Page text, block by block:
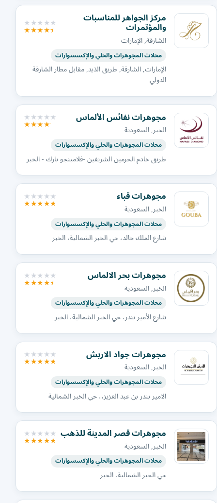
مركز الجواهر للمناسبات
والمؤتمرات
الشارقة, الإمارات
محلات المجوهرات والحلي والإكسسوارات
الإمارات, الشارقة, طريق الذيد, مقابل مطار الشارقة
الدولي
مجوهرات نفائس الألماس
الخبر, السعودية
محلات المجوهرات والحلي والإكسسوارات
طريق خادم الحرمين الشريفين -فلامينجو بارك - الخبر
مجوهرات قباء
الخبر, السعودية
محلات المجوهرات والحلي والإكسسوارات
شارع الملك خالد، حي الخبر الشمالية، الخبر
مجوهرات بحر الالماس
الخبر, السعودية
محلات المجوهرات والحلي والإكسسوارات
شارع الأمير بندر، حي الخبر الشمالية، الخبر
مجوهرات جواد الاربش
الخبر, السعودية
محلات المجوهرات والحلي والإكسسوارات
الامير بندر بن عبد العزيز،، حي الخبر الشمالية
مجوهرات قصر المدينة للذهب
الخبر, السعودية
محلات المجوهرات والحلي والإكسسوارات
حي الخبر الشمالية، الخبر